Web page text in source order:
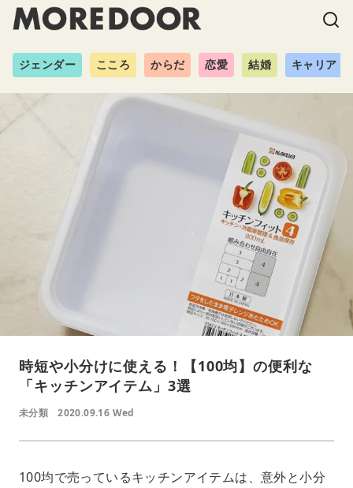
ジェンダー こころ からだ 恋愛 結婚 キャリア
時短や小分けに使える！【100均】の便利な
「キッチンアイテム」3選
未分類 2020.09.16 Wed
100均で売っているキッチンアイテムは、意外と小分